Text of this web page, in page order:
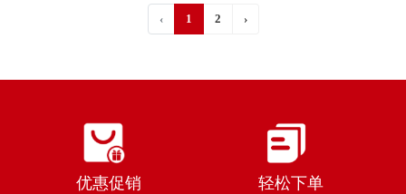
‹ 1 2 ›
优惠促销 轻松下单